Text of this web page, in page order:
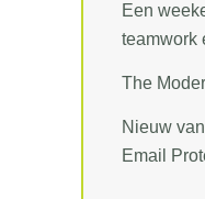
Een
teamwork
The
Nieuw
Email